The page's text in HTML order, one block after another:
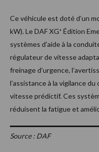
Ce véhicule est doté d’un
kW). Le DAF XG⁺ Édition
systèmes d’aide à la
régulateur de vitesse
freinage d’urgence,
l’assistance à la vigilance
vitesse prédictif. Ces
réduisent la fatigue et
Source : DAF